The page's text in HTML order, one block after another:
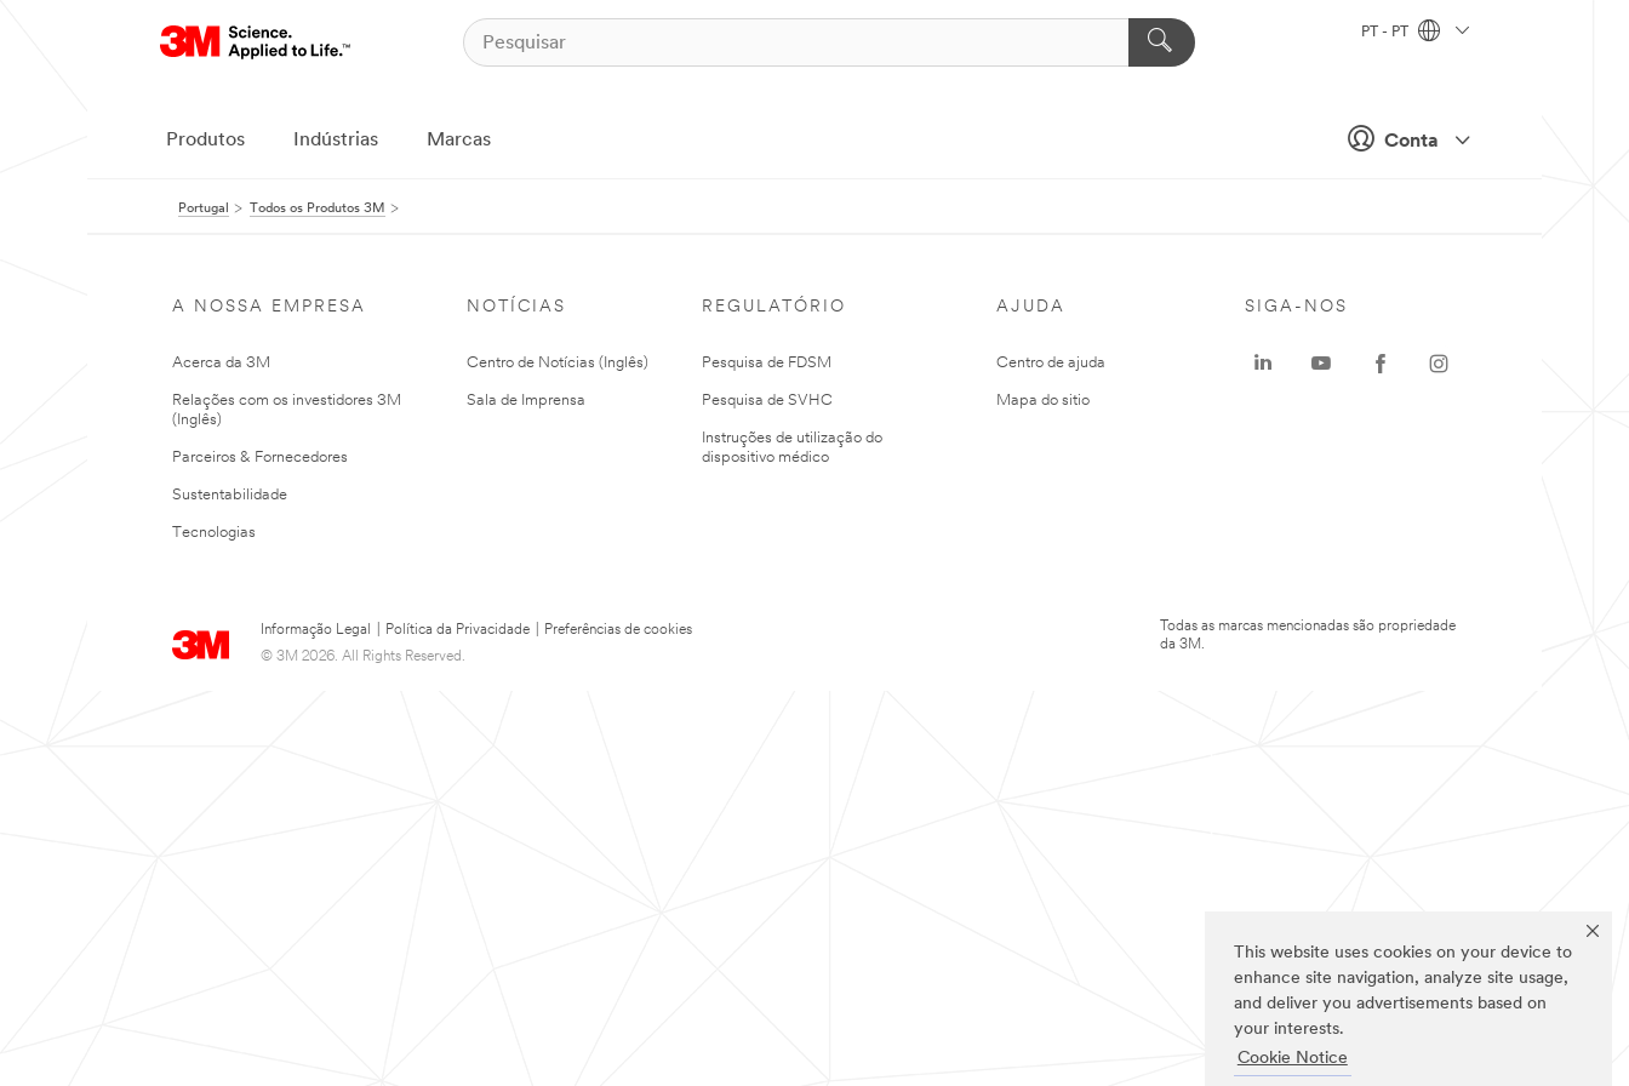
This website uses cookies on your device to
enhance site navigation, analyze site usage,
and deliver you advertisements based on
your interests.
Cookie Notice
Conta
PT - PT
Produtos Indústrias Marcas
Portugal Todos os Produtos 3M
A NOSSA EMPRESA
Acerca da 3M
Relações com os investidores 3M
(Inglês)
Parceiros & Fornecedores
Sustentabilidade
Tecnologias
NOTÍCIAS
Centro de Notícias (Inglês)
Sala de Imprensa
REGULATÓRIO
Pesquisa de FDSM
Pesquisa de SVHC
Instruções de utilização do
dispositivo médico
AJUDA
Centro de ajuda
Mapa do sitio
Informação Legal Política da Privacidade
Preferências de cookies
© 3M 2026. All Rights Reserved.
SIGA-NOS
Todas as marcas mencionadas são propriedade
da 3M.